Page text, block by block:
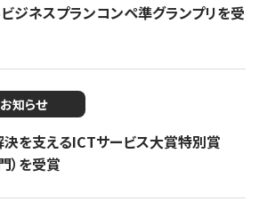
ジネスプランコンペ準グランプリを受
お知らせ
を支えるICTサービス大賞特別賞
）を受賞